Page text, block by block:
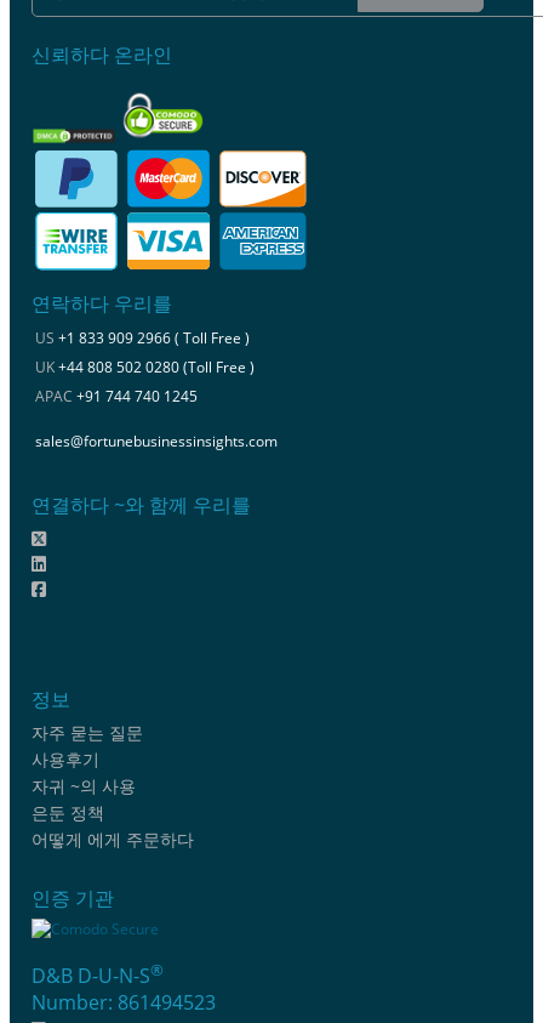
신뢰하다 온라인
연락하다 우리를
US +1 833 909 2966 ( Toll Free )
UK+44 808 502 0280 (Toll Free )
APAC +91 744 740 1245
sales@fortunebusinessinsights.com
연결하다 ~와 함께 우리를
정보
자주 묻는 질문
사용후기
자귀 ~의 사용
은둔 정책
어떻게 에게 주문하다
인증 기관
D&B D-U-N-S®
Number: 861494523